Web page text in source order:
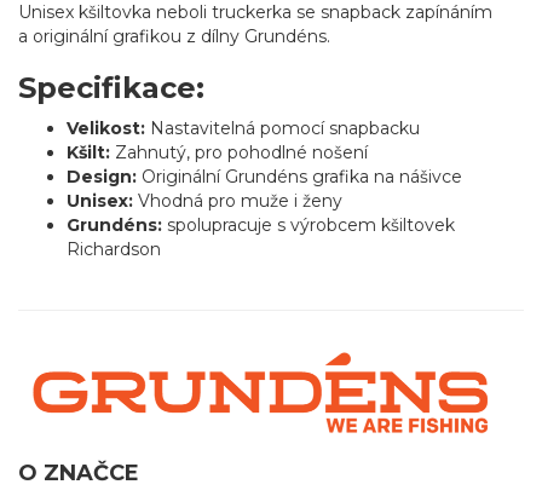
Unisex kšiltovka neboli truckerka se snapback zapínáním
a originální grafikou z dílny Grundéns.
Specifikace:
Velikost: Nastavitelná pomocí snapbacku
Kšilt: Zahnutý, pro pohodlné nošení
Design: Originální Grundéns grafika na nášivce
Unisex: Vhodná pro muže i ženy
Grundéns: spolupracuje s výrobcem kšiltovek
Richardson
O ZNAČCE